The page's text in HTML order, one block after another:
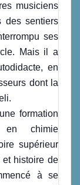
musiciens
des sentiers
ses
Mais il a
en
dont la
formation
en chimie
supérieur
et histoire de
à se